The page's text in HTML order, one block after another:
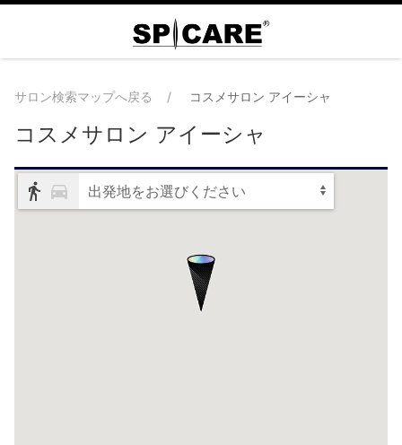
サロン検索マップへ戻る コスメサロン アイーシャ
コスメサロン アイーシャ
出発地をお選びください